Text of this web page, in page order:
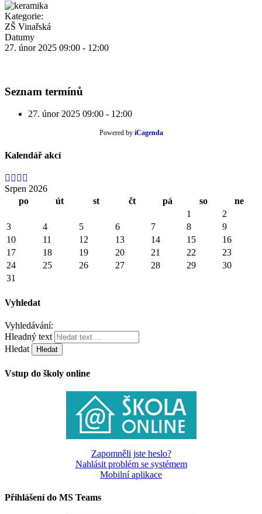
Kategorie:
ZŠ Vinařská
Datumy
27. únor 2025 09:00 - 12:00
Seznam termínů
27. únor 2025 09:00 - 12:00
Powered by iCagenda
Kalendář akcí
Srpen 2026
po
út st čt pá so
ne
1
2
3
4 5 6 7 8
9
10
11 12 13 14 15
16
17
18 19 20 21 22
23
24
25 26 27 28 29
30
31
Vyhledat
Vyhledávání:
Hleadný text
Hledat
Vstup do školy online
Zapomněli jste heslo?
Nahlásit problém se systémem
Mobilní aplikace
Přihlášení do MS Teams